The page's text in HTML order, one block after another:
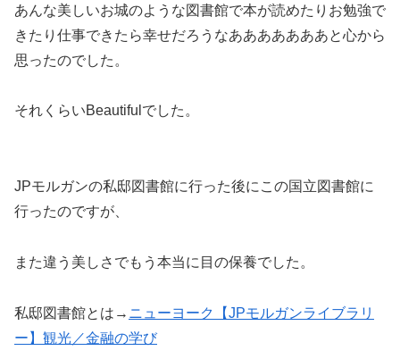
あんな美しいお城のような図書館で本が読めたりお勉強で
きたり仕事できたら幸せだろうなあああああああと心から
思ったのでした。
それくらいBeautifulでした。
JPモルガンの私邸図書館に行った後にこの国立図書館に
行ったのですが、
また違う美しさでもう本当に目の保養でした。
私邸図書館とは→ ニューヨーク【JPモルガンライブラリ
ー】観光／金融の学び